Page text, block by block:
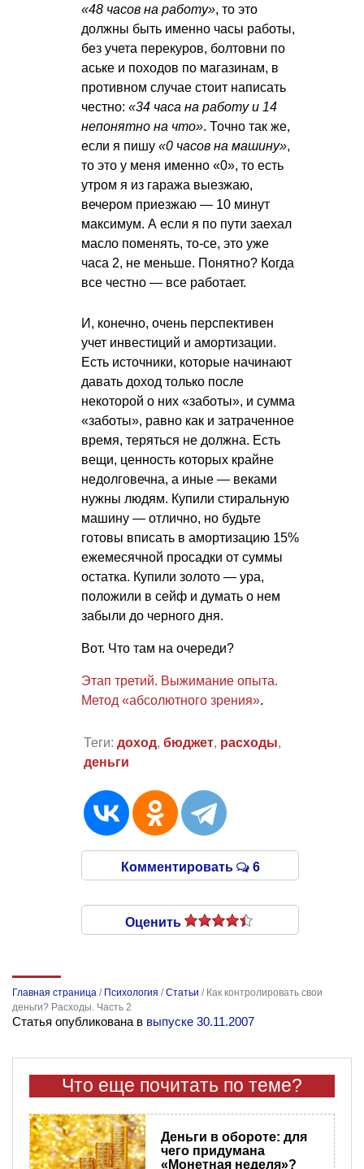
«48 часов на работу», то это
должны быть именно часы работы,
без учета перекуров, болтовни по
аське и походов по магазинам, в
противном случае стоит написать
честно: «34 часа на работу и 14
непонятно на что». Точно так же,
если я пишу «0 часов на машину»,
то это у меня именно «0», то есть
утром я из гаража выезжаю,
вечером приезжаю — 10 минут
максимум. А если я по пути заехал
масло поменять, то-се, это уже
часа 2, не меньше. Понятно? Когда
все честно — все работает.
И, конечно, очень перспективен
учет инвестиций и амортизации.
Есть источники, которые начинают
давать доход только после
некоторой о них «заботы», и сумма
«заботы», равно как и затраченное
время, теряться не должна. Есть
вещи, ценность которых крайне
недолговечна, а иные — веками
нужны людям. Купили стиральную
машину — отлично, но будьте
готовы вписать в амортизацию 15%
ежемесячной просадки от суммы
остатка. Купили золото — ура,
положили в сейф и думать о нем
забыли до черного дня.
Вот. Что там на очереди?
Этап третий. Выжимание опыта.
Метод «абсолютного зрения».
Теги: доход, бюджет, расходы,
деньги
Комментировать 6
Оценить
Главная страница / Психология /Статьи / Как контролировать свои
деньги? Расходы. Часть 2
Статья опубликована в выпуске 30.11.2007
Что еще почитать по теме?
Деньги в обороте: для
чего придумана
«Монетная неделя»?